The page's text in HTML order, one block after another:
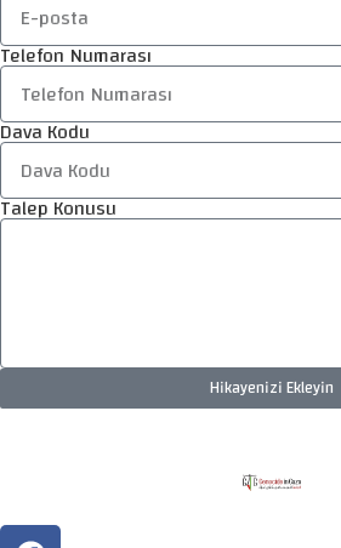
Telefon Numarası
Dava Kodu
Talep Konusu
Hikayenizi Ekleyin